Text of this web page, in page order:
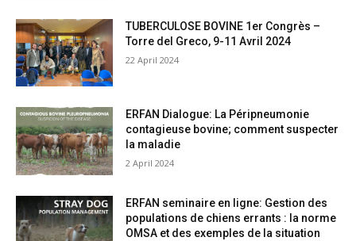
TUBERCULOSE BOVINE 1er Congrès –
Torre del Greco, 9-11 Avril 2024
22 April 2024
ERFAN Dialogue: La Péripneumonie
contagieuse bovine; comment suspecter
la maladie
2 April 2024
ERFAN seminaire en ligne: Gestion des
populations de chiens errants : la norme
OMSA et des exemples de la situation